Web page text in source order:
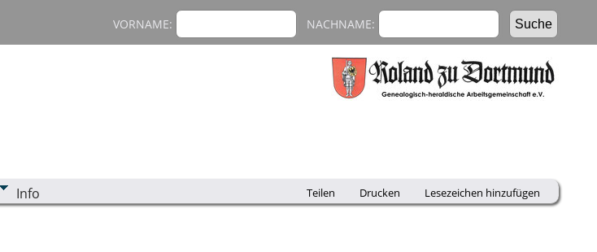
VORNAME: NACHNAME:
Info Teilen Drucken Lesezeichen hinzufügen